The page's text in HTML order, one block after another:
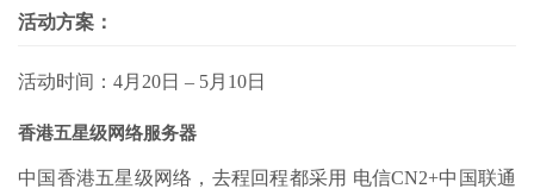
活动方案：
活动时间： 4月 20日 – 5月 10日
香港五星级网络服务器
中国香港五星级网络，去程回程都采用 电信CN2+中国联通